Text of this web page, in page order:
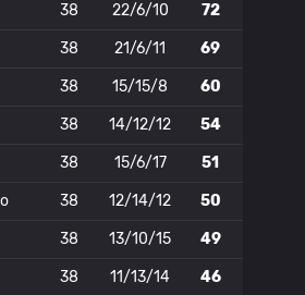
38 22/6/10 72
38 21/6/11 69
38 15/15/8 60
38 14/12/12 54
38 15/6/17 51
38 12/14/12 50
38 13/10/15 49
38 11/13/14 46